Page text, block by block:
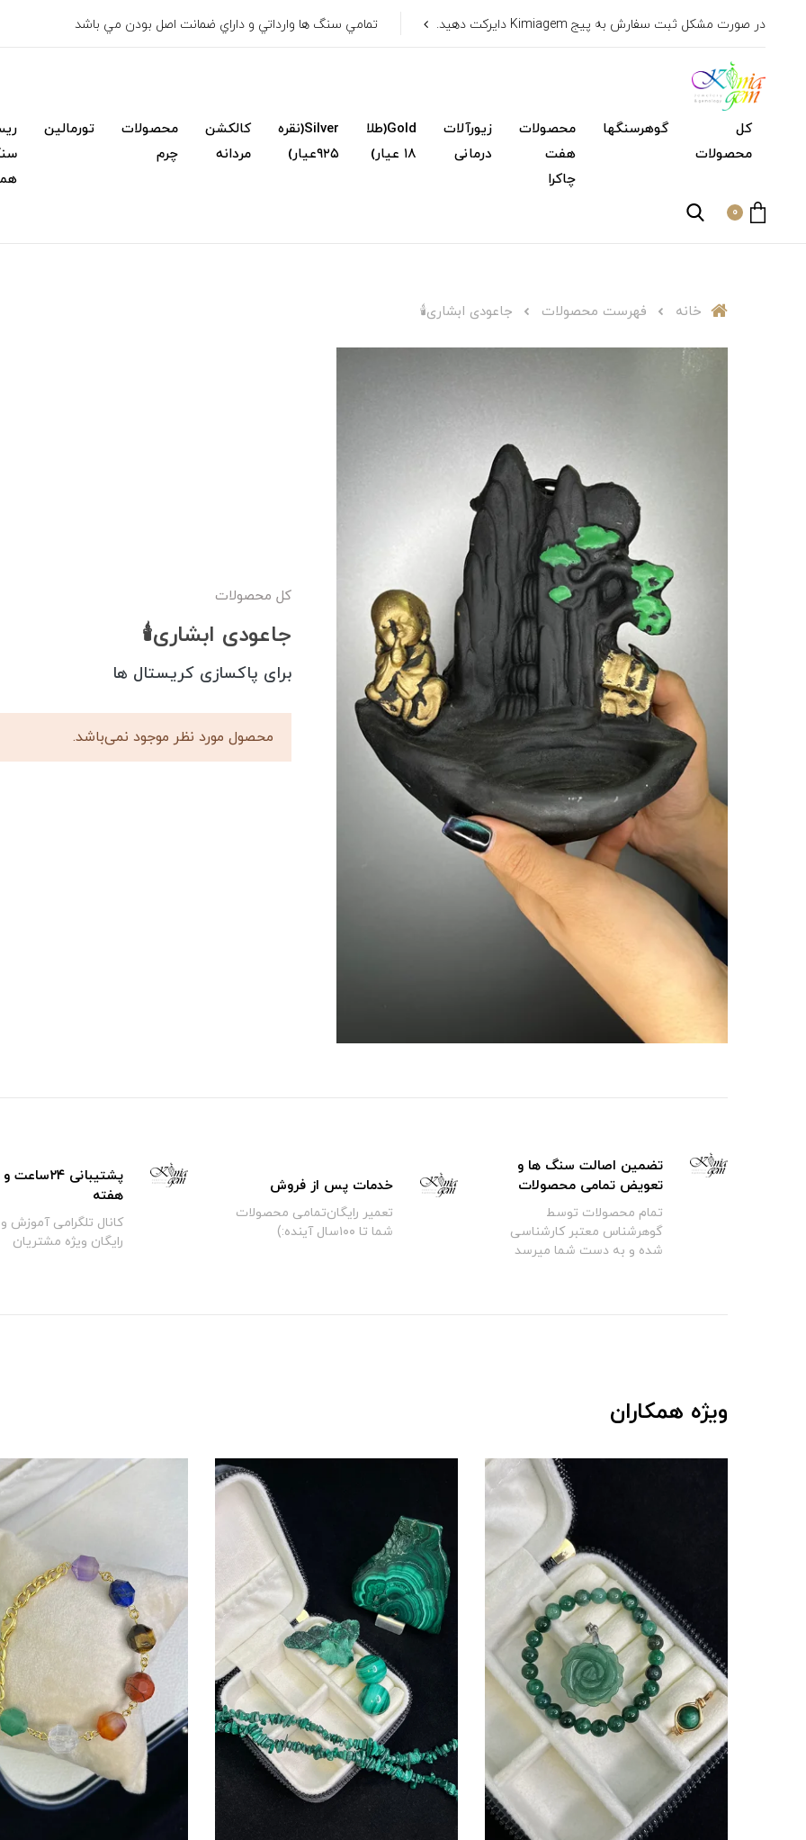
در صورت مشکل ثبت سفارش به پیج Kimiagem دایرکت دهید. تمامي سنگ ها وارداتي و داراي ضمانت اصل بودن مي باشد
کل
محصولات
گوهرسنگها
محصولات
هفت
چاکرا
زیورآلات
درمانی
Gold(طلا
۱۸ عیار)
Silver(نقره
۹۲۵عیار)
کالکشن
مردانه
محصولات
چرم
تورمالین
0
خانه فهرست محصولات جاعودی ابشاری🕯️
کل محصولات
جاعودی ابشاری🕯️
برای پاکسازی کریستال ها
محصول مورد نظر موجود نمی‌باشد.
تضمین اصالت سنگ ها و
تعویض تمامی محصولات
تمام محصولات توسط
گوهرشناس معتبر کارشناسی
شده و به دست شما میرسد
خدمات پس از فروش
تعمیر رایگان‌تمامی محصولات
شما تا ۱۰۰سال آینده:)
هفته
کانال تلگرامی آموزش
رایگان ویژه مشتریان
ویژه همکاران